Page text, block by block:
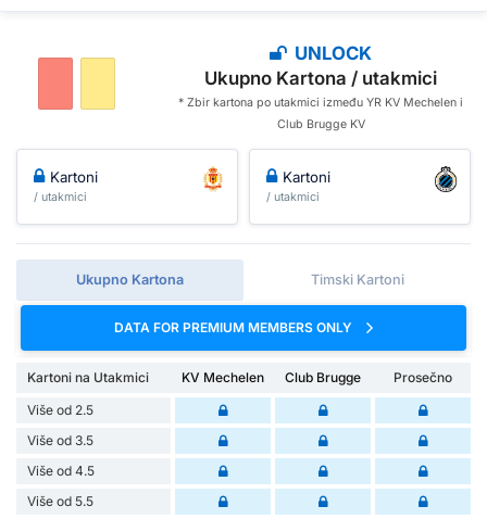
UNLOCK
Ukupno Kartona / utakmici
* Zbir kartona po utakmici između YR KV Mechelen i
Club Brugge KV
Kartoni
/ utakmici
Kartoni
/ utakmici
Ukupno Kartona Timski Kartoni
DATA FOR PREMIUM MEMBERS ONLY
Kartoni na Utakmici KV Mechelen Club Brugge
Prosečno
Više od 2.5
Više od 3.5
Više od 4.5
Više od 5.5